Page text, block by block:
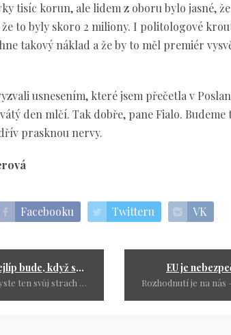
tisíc korun, ale lidem z oboru bylo jasné,
že to byly skoro 2 miliony. I politologové
takový náklad a že by to měl premiér
usnesením, které jsem přečetla v
den mlčí. Tak dobře, pane Fialo.
prasknou nervy.
Facebooku Twitteru VK
Vyděste lid a nejlíp bude, když se budou tetelit hrůzou
Možná je čas, abyste ten svůj strach hodili přes palubu. Jinak vás v něm utopí.
EU je